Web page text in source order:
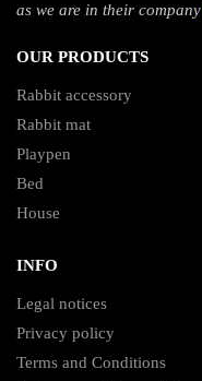
as we are in their company
OUR PRODUCTS
Rabbit accessory
Rabbit mat
Playpen
Bed
House
INFO
Legal notices
Privacy policy
Terms and Conditions